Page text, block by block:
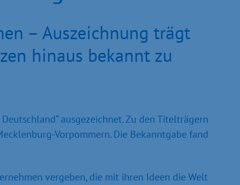
– Auszeichnung trägt
hinaus bekannt zu
ausgezeichnet. Zu den Titelträgern
Vorpommern. Die Bekanntgabe fand
vergeben, die mit ihren Ideen die Welt